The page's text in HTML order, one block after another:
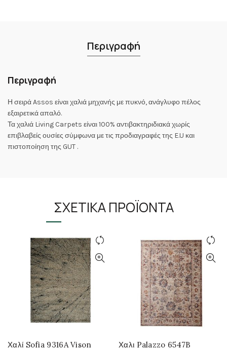
Περιγραφή
Περιγραφή
Η σειρά Assos είναι χαλιά μηχανής με πυκνό, ανάγλυφο πέλος
εξαιρετικά απαλό.
Τα χαλιά Living Carpets είναι 100% αντιβακτηριδιακά χωρίς
επιβλαβείς ουσίες σύμφωνα με τις προδιαγραφές της E.U και
πιστοποίηση της GUT .
ΣΧΕΤΙΚΆ ΠΡΟΪΌΝΤΑ
Χαλί Sofia 9316A Vison
Χαλι Palazzo 6547B